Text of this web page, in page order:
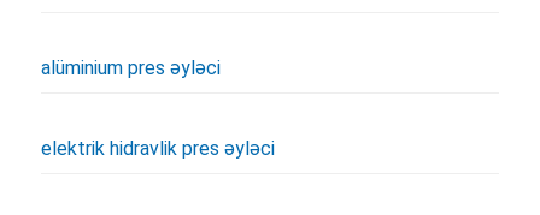
alüminium pres əyləci
elektrik hidravlik pres əyləci